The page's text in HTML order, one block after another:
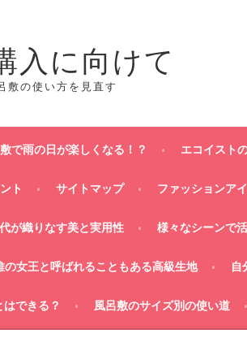
入に向けて
敷の使い方を見直す
で雨の日が楽しくなる！？ エコイスト
ト サイトマップ ファッションア
が織りなす美と実用性 様々なシーンで
の女王と呼ばれることもある高級生地 自
できる？ 風呂敷のサイズ別の使い道